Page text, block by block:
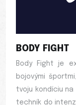
BODY FIGHT
Body Fight je
bojovými
tvoju kondíciu na
techník do